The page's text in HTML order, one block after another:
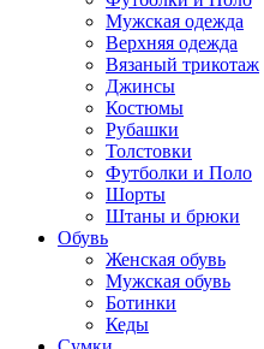
Мужская одежда
Верхняя одежда
Вязаный трикотаж
Джинсы
Костюмы
Рубашки
Толстовки
Футболки и Поло
Шорты
Штаны и брюки
Обувь
Женская обувь
Мужская обувь
Ботинки
Кеды